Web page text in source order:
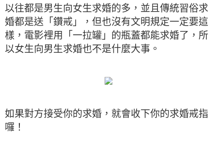
以往都是男生向女生求婚的多，並且傳統習俗求
婚都是送「鑽戒」，但也沒有文明規定一定要這
樣，電影裡用「一拉罐」的瓶蓋都能求婚了，所
以女生向男生求婚也不是什麼大事。
如果對方接受你的求婚，就會收下你的求婚戒指
囉！